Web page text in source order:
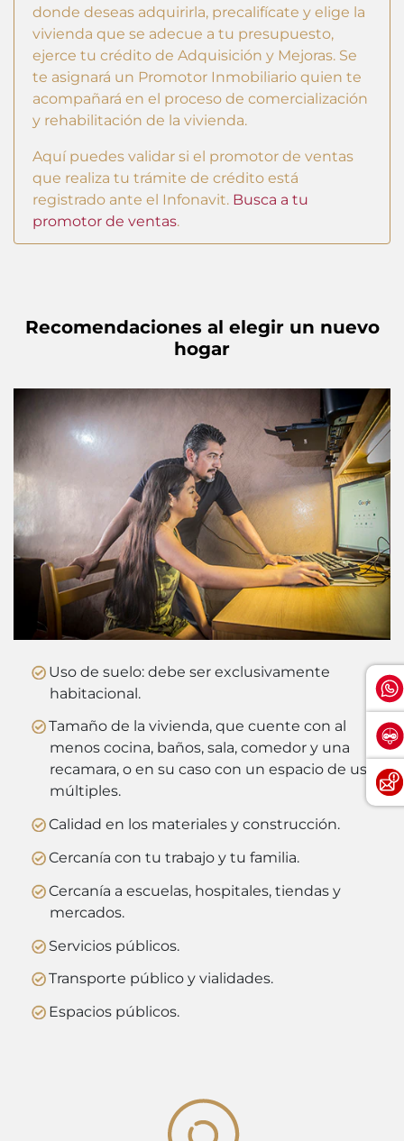
donde deseas adquirirla, precalifícate y elige la
vivienda que se adecue a tu presupuesto,
ejerce tu crédito de Adquisición y Mejoras. Se
te asignará un Promotor Inmobiliario quien te
acompañará en el proceso de comercialización
y rehabilitación de la vivienda.
Aquí puedes validar si el promotor de ventas
que realiza tu trámite de crédito está
registrado ante el Infonavit. Busca a tu
promotor de ventas.
Recomendaciones al elegir un nuevo
hogar
Uso de suelo: debe ser exclusivamente
habitacional.
Tamaño de la vivienda, que cuente con al
menos cocina, baños, sala, comedor y una
recamara, o en su caso con un espacio de usos
múltiples.
Calidad en los materiales y construcción.
Cercanía con tu trabajo y tu familia.
Cercanía a escuelas, hospitales, tiendas y
mercados.
Servicios públicos.
Transporte público y vialidades.
Espacios públicos.